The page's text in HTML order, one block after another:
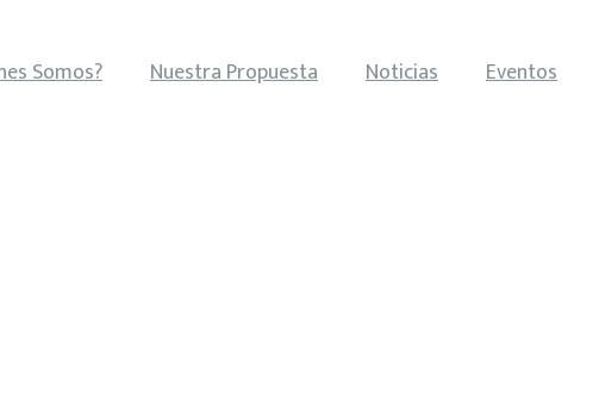
Somos? Nuestra Propuesta Noticias Eventos